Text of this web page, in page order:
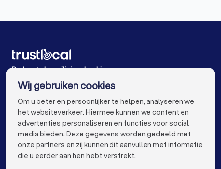
Beveiligingsbedrijven in Deinze
Beveiligingsbedrijven in Anzegem
Beveiligingsbedrijven in Antwerpen
Beveiligingsbedrijven in Gent
Beveiligingsbedrijven in Brugge
Beveiligingsbedrijven in Leuven
De beste beveiligingsbedrijven voor u
VOOR PARTICULIEREN keyboard_arrow_down
Wij gebruiken cookies
Om u beter en persoonlijker te helpen, analyseren we
het websiteverkeer. Hiermee kunnen we content en
advertenties personaliseren en functies voor social
media bieden. Deze gegevens worden gedeeld met
onze partners en zij kunnen dit aanvullen met informatie
die u eerder aan hen hebt verstrekt.